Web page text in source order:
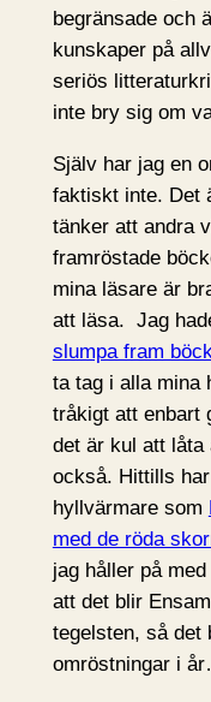
begränsade och
kunskaper på
seriös
inte bry sig om
Själv har jag en
faktiskt inte. Det
tänker att andra
framröstade
mina läsare är
att läsa. Jag
slumpa fram
ta tag i alla mina
tråkigt att enbart
det är kul att låta
också. Hittills
hyllvärmare som
med de röda
jag håller på
att det blir
tegelsten, så det
omröstningar i